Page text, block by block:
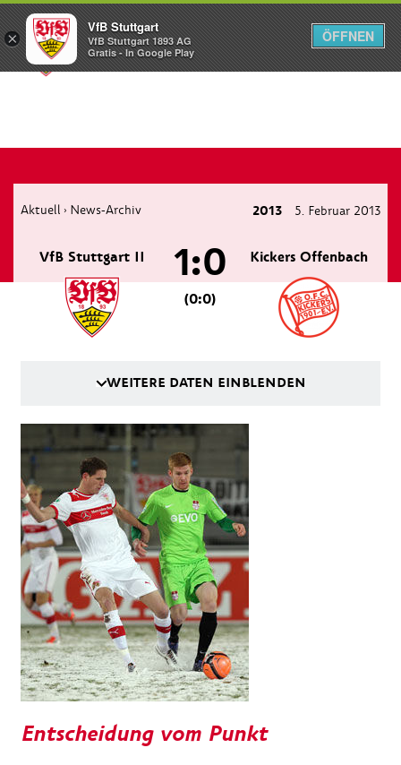
Menü
Aktuell › News-Archiv 2013 5. Februar 2013
VfB Stuttgart II Kickers Offenbach
1:0
(0:0)
WEITERE DATEN EINBLENDEN
Entscheidung vom Punkt
×
VfB Stuttgart
VfB Stuttgart 1893 AG
Gratis - In Google Play
ÖFFNEN